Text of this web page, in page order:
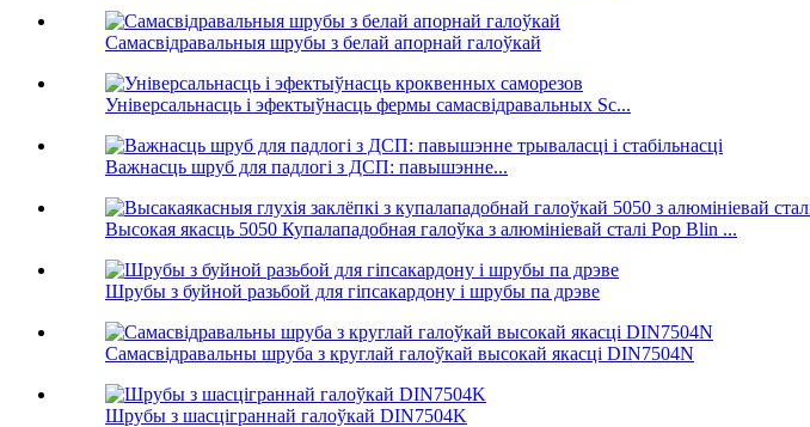
Самасвідравальныя шрубы з белай апорнай галоўкай
Універсальнасць і эфектыўнасць фермы самасвідравальных Sc...
Важнасць шруб для падлогі з ДСП: павышэнне...
Высокая якасць 5050 Купалападобная галоўка з алюмініевай сталі Pop Blin ...
Шрубы з буйной разьбой для гіпсакардону і шрубы па дрэве
Самасвідравальны шруба з круглай галоўкай высокай якасці DIN7504N
Шрубы з шасціграннай галоўкай DIN7504K